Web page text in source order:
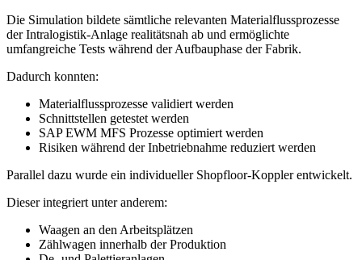
Die Simulation bildete sämtliche relevanten Materialflussprozesse
der Intralogistik-Anlage realitätsnah ab und ermöglichte
umfangreiche Tests während der Aufbauphase der Fabrik.
Dadurch konnten:
Materialflussprozesse validiert werden
Schnittstellen getestet werden
SAP EWM MFS Prozesse optimiert werden
Risiken während der Inbetriebnahme reduziert werden
Parallel dazu wurde ein individueller Shopfloor-Koppler entwickelt.
Dieser integriert unter anderem:
Waagen an den Arbeitsplätzen
Zählwagen innerhalb der Produktion